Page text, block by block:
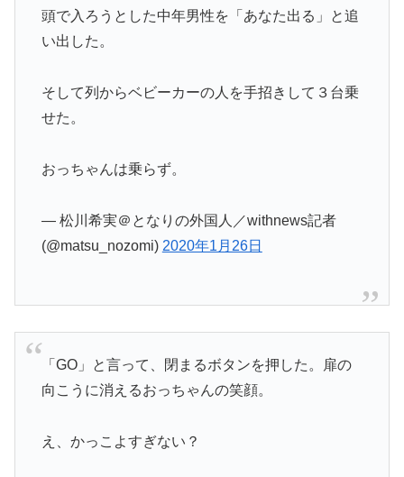
頭で入ろうとした中年男性を「あなた出る」と追
い出した。
そして列からベビーカーの人を手招きして３台乗
せた。
おっちゃんは乗らず。
— 松川希実＠となりの外国人／withnews記者
(@matsu_nozomi) 2020年1月26日
「GO」と言って、閉まるボタンを押した。扉の
向こうに消えるおっちゃんの笑顔。
え、かっこよすぎない？